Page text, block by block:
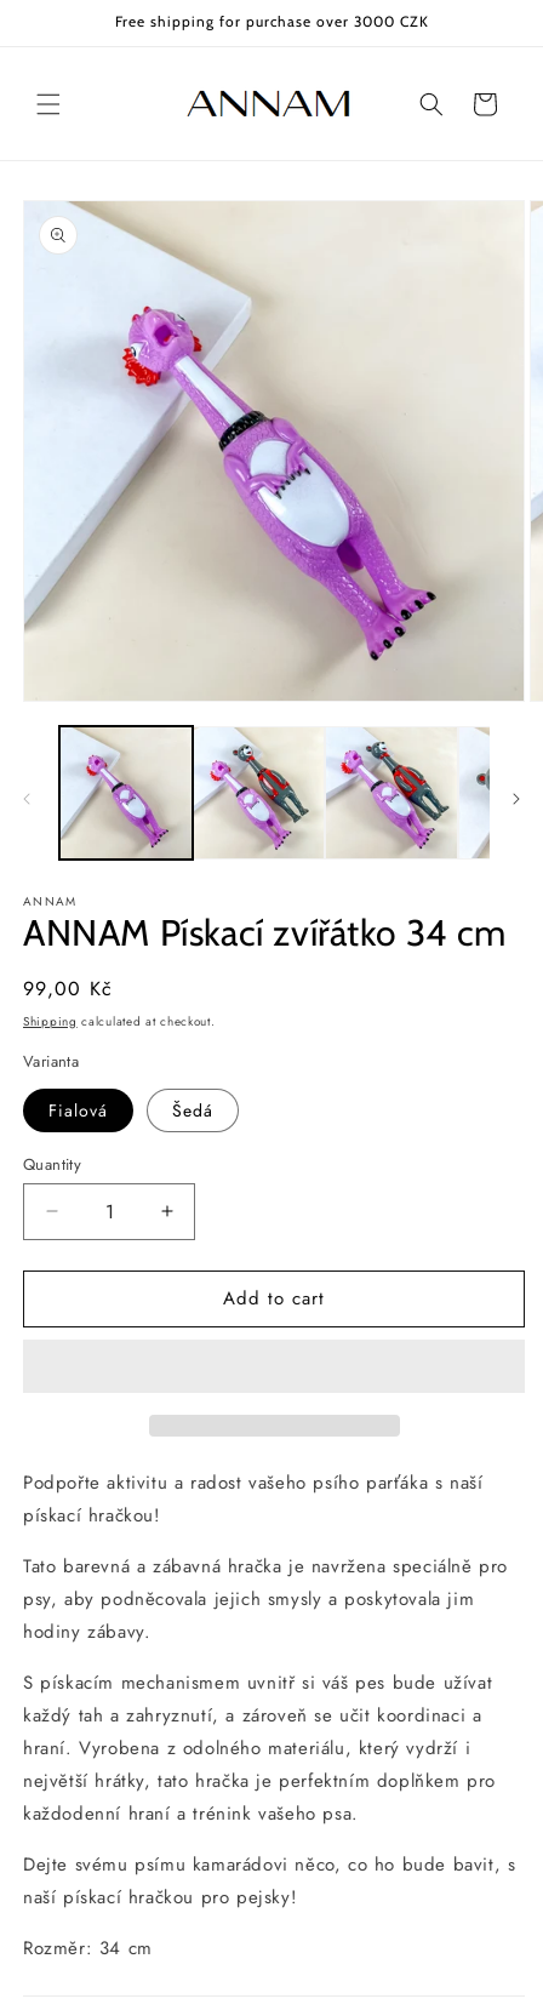
Free shipping for purchase over 3000 CZK
Cart
Skip to
product
information
media
ANNAM
ANNAM Pískací zvířátko 34 cm
Regular
price
99,00 Kč
Shipping calculated at checkout.
Varianta
Fialová Šedá
Quantity
Decrease
quantity
for
Pískací
Increase
quantity
for
ANNAM
Pískací
Add to cart
Podpořte aktivitu a radost vašeho psího parťáka s naší
pískací hračkou!
Tato barevná a zábavná hračka je navržena speciálně pro
psy, aby podněcovala jejich smysly a poskytovala jim
hodiny zábavy.
S pískacím mechanismem uvnitř si váš pes bude užívat
každý tah a zahryznutí, a zároveň se učit koordinaci a
hraní. Vyrobena z odolného materiálu, který vydrží i
největší hrátky, tato hračka je perfektním doplňkem pro
každodenní hraní a trénink vašeho psa.
Dejte svému psímu kamarádovi něco, co ho bude bavit, s
naší pískací hračkou pro pejsky!
Rozměr: 34 cm